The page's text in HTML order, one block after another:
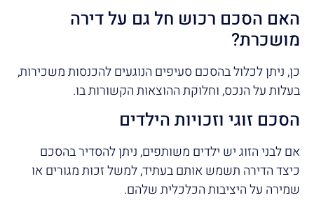
האם הסכם רכוש חל גם על דירה
מושכרת?
כן, ניתן לכלול בהסכם סעיפים הנוגעים להכנסות משכירות,
בעלות על הנכס, וחלוקת ההוצאות הקשורות בו.
הסכם זוגי וזכויות הילדים
אם לבני הזוג יש ילדים משותפים, ניתן להסדיר בהסכם
כיצד הדירה תשמש אותם בעתיד, למשל זכות מגורים או
שמירה על היציבות הכלכלית שלהם.